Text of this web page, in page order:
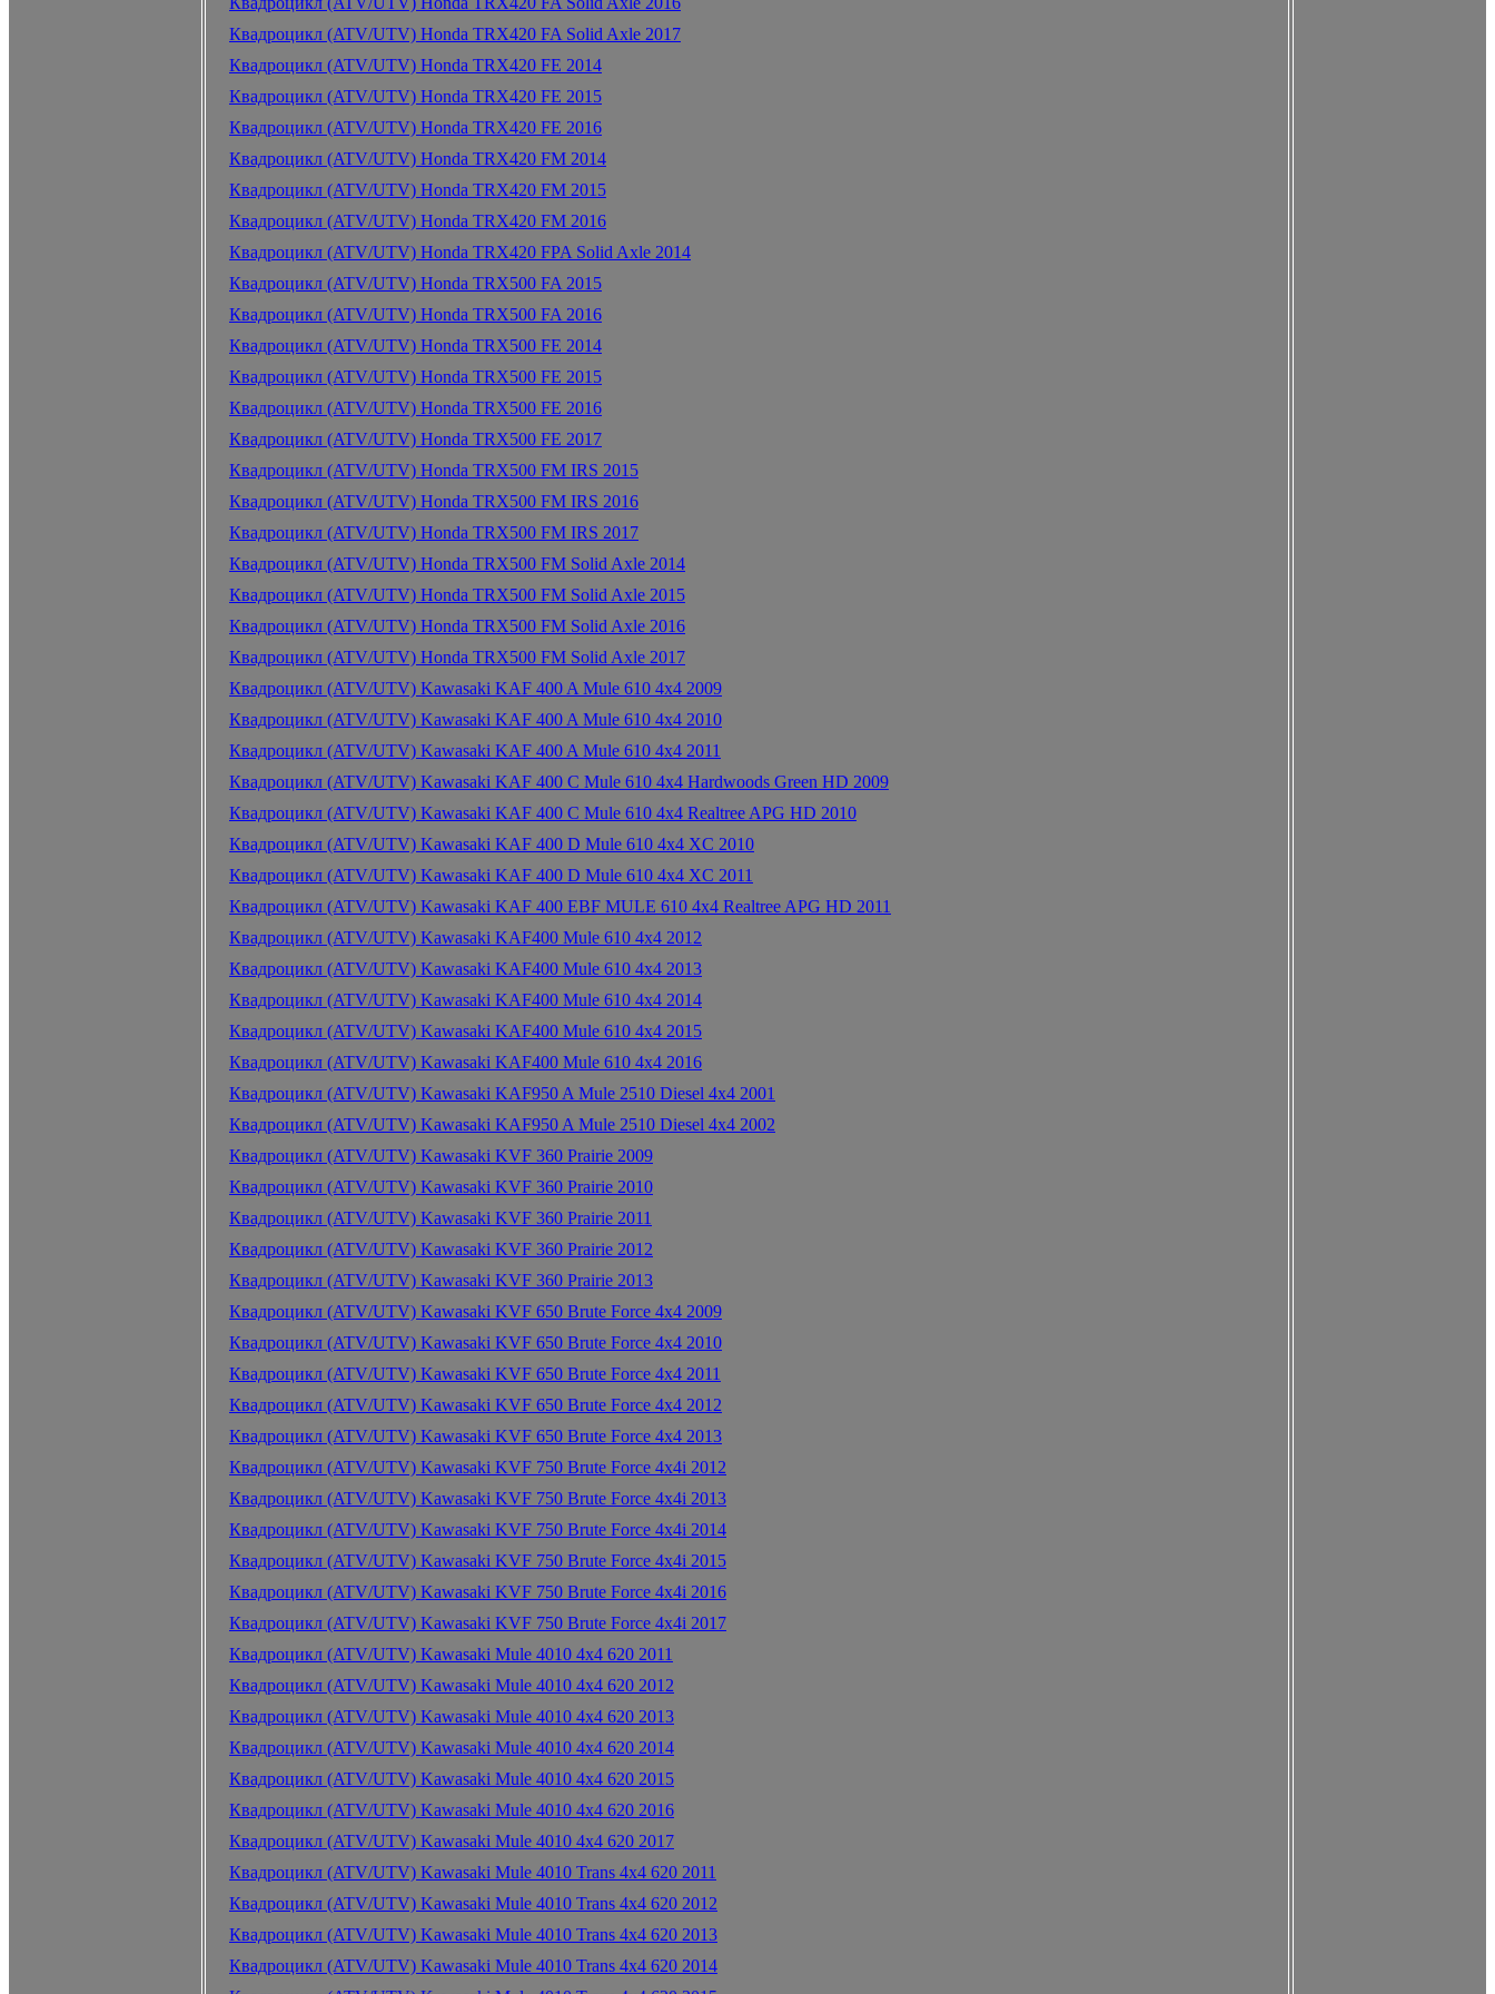
Квадроцикл (ATV/UTV) Honda TRX420 FA Solid Axle 2017
Квадроцикл (ATV/UTV) Honda TRX420 FE 2014
Квадроцикл (ATV/UTV) Honda TRX420 FE 2015
Квадроцикл (ATV/UTV) Honda TRX420 FE 2016
Квадроцикл (ATV/UTV) Honda TRX420 FM 2014
Квадроцикл (ATV/UTV) Honda TRX420 FM 2015
Квадроцикл (ATV/UTV) Honda TRX420 FM 2016
Квадроцикл (ATV/UTV) Honda TRX420 FPA Solid Axle 2014
Квадроцикл (ATV/UTV) Honda TRX500 FA 2015
Квадроцикл (ATV/UTV) Honda TRX500 FA 2016
Квадроцикл (ATV/UTV) Honda TRX500 FE 2014
Квадроцикл (ATV/UTV) Honda TRX500 FE 2015
Квадроцикл (ATV/UTV) Honda TRX500 FE 2016
Квадроцикл (ATV/UTV) Honda TRX500 FE 2017
Квадроцикл (ATV/UTV) Honda TRX500 FM IRS 2015
Квадроцикл (ATV/UTV) Honda TRX500 FM IRS 2016
Квадроцикл (ATV/UTV) Honda TRX500 FM IRS 2017
Квадроцикл (ATV/UTV) Honda TRX500 FM Solid Axle 2014
Квадроцикл (ATV/UTV) Honda TRX500 FM Solid Axle 2015
Квадроцикл (ATV/UTV) Honda TRX500 FM Solid Axle 2016
Квадроцикл (ATV/UTV) Honda TRX500 FM Solid Axle 2017
Квадроцикл (ATV/UTV) Kawasaki KAF 400 A Mule 610 4x4 2009
Квадроцикл (ATV/UTV) Kawasaki KAF 400 A Mule 610 4x4 2010
Квадроцикл (ATV/UTV) Kawasaki KAF 400 A Mule 610 4x4 2011
Квадроцикл (ATV/UTV) Kawasaki KAF 400 C Mule 610 4x4 Hardwoods Green HD 2009
Квадроцикл (ATV/UTV) Kawasaki KAF 400 C Mule 610 4x4 Realtree APG HD 2010
Квадроцикл (ATV/UTV) Kawasaki KAF 400 D Mule 610 4x4 XC 2010
Квадроцикл (ATV/UTV) Kawasaki KAF 400 D Mule 610 4x4 XC 2011
Квадроцикл (ATV/UTV) Kawasaki KAF 400 EBF MULE 610 4x4 Realtree APG HD 2011
Квадроцикл (ATV/UTV) Kawasaki KAF400 Mule 610 4x4 2012
Квадроцикл (ATV/UTV) Kawasaki KAF400 Mule 610 4x4 2013
Квадроцикл (ATV/UTV) Kawasaki KAF400 Mule 610 4x4 2014
Квадроцикл (ATV/UTV) Kawasaki KAF400 Mule 610 4x4 2015
Квадроцикл (ATV/UTV) Kawasaki KAF400 Mule 610 4x4 2016
Квадроцикл (ATV/UTV) Kawasaki KAF950 A Mule 2510 Diesel 4x4 2001
Квадроцикл (ATV/UTV) Kawasaki KAF950 A Mule 2510 Diesel 4x4 2002
Квадроцикл (ATV/UTV) Kawasaki KVF 360 Prairie 2009
Квадроцикл (ATV/UTV) Kawasaki KVF 360 Prairie 2010
Квадроцикл (ATV/UTV) Kawasaki KVF 360 Prairie 2011
Квадроцикл (ATV/UTV) Kawasaki KVF 360 Prairie 2012
Квадроцикл (ATV/UTV) Kawasaki KVF 360 Prairie 2013
Квадроцикл (ATV/UTV) Kawasaki KVF 650 Brute Force 4x4 2009
Квадроцикл (ATV/UTV) Kawasaki KVF 650 Brute Force 4x4 2010
Квадроцикл (ATV/UTV) Kawasaki KVF 650 Brute Force 4x4 2011
Квадроцикл (ATV/UTV) Kawasaki KVF 650 Brute Force 4x4 2012
Квадроцикл (ATV/UTV) Kawasaki KVF 650 Brute Force 4x4 2013
Квадроцикл (ATV/UTV) Kawasaki KVF 750 Brute Force 4x4i 2012
Квадроцикл (ATV/UTV) Kawasaki KVF 750 Brute Force 4x4i 2013
Квадроцикл (ATV/UTV) Kawasaki KVF 750 Brute Force 4x4i 2014
Квадроцикл (ATV/UTV) Kawasaki KVF 750 Brute Force 4x4i 2015
Квадроцикл (ATV/UTV) Kawasaki KVF 750 Brute Force 4x4i 2016
Квадроцикл (ATV/UTV) Kawasaki KVF 750 Brute Force 4x4i 2017
Квадроцикл (ATV/UTV) Kawasaki Mule 4010 4x4 620 2011
Квадроцикл (ATV/UTV) Kawasaki Mule 4010 4x4 620 2012
Квадроцикл (ATV/UTV) Kawasaki Mule 4010 4x4 620 2013
Квадроцикл (ATV/UTV) Kawasaki Mule 4010 4x4 620 2014
Квадроцикл (ATV/UTV) Kawasaki Mule 4010 4x4 620 2015
Квадроцикл (ATV/UTV) Kawasaki Mule 4010 4x4 620 2016
Квадроцикл (ATV/UTV) Kawasaki Mule 4010 4x4 620 2017
Квадроцикл (ATV/UTV) Kawasaki Mule 4010 Trans 4x4 620 2011
Квадроцикл (ATV/UTV) Kawasaki Mule 4010 Trans 4x4 620 2012
Квадроцикл (ATV/UTV) Kawasaki Mule 4010 Trans 4x4 620 2013
Квадроцикл (ATV/UTV) Kawasaki Mule 4010 Trans 4x4 620 2014